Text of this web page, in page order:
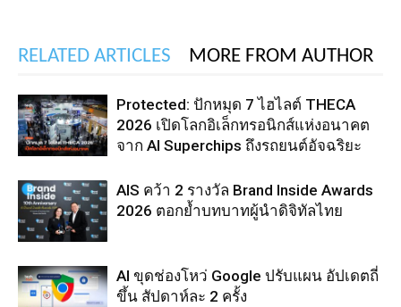
RELATED ARTICLES MORE FROM AUTHOR
Protected: ปักหมุด 7 ไฮไลต์ THECA
2026 เปิดโลกอิเล็กทรอนิกส์แห่งอนาคต
จาก AI Superchips ถึงรถยนต์อัจฉริยะ
AIS คว้า 2 รางวัล Brand Inside Awards
2026 ตอกย้ำบทบาทผู้นำดิจิทัลไทย
AI ขุดช่องโหว่ Google ปรับแผน อัปเดตถี่
ขึ้น สัปดาห์ละ 2 ครั้ง